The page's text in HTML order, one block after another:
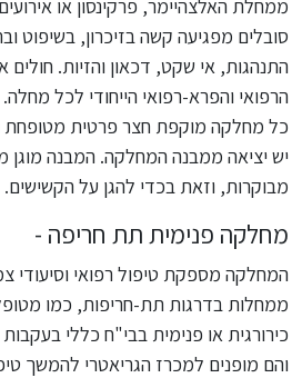
ממחלת האלצהיימר, פרקינסון או
סובלים מפגיעה קשה בזיכרון, בשיפוט
התנהגות, אי שקט, דכאון והזיות.
הרפואי והפרא-רפואי הייחודי לכל
כל מחלקה מוקפת חצר פרטית מטופחת
יש יציאה ממבנה המחלקה. המבנה מוגן
מבוקרות, וזאת בכדי להגן על הקשישים.
מחלקה פנימית תת חריפה -
המחלקה מספקת טיפול רפואי וסיעודי
ממחלות בדרגות תת-חריפות, כמו
כירורגית או פנימית בבי"ח כללי
והם מופנים למכרז הגריאטרי להמשך